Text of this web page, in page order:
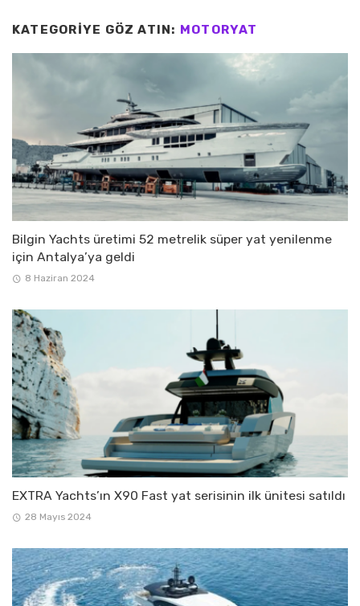
KATEGORIYE GÖZ ATIN: MOTORYAT
Bilgin Yachts üretimi 52 metrelik süper yat yenilenme
için Antalya’ya geldi
8 Haziran 2024
EXTRA Yachts’ın X90 Fast yat serisinin ilk ünitesi satıldı
28 Mayıs 2024